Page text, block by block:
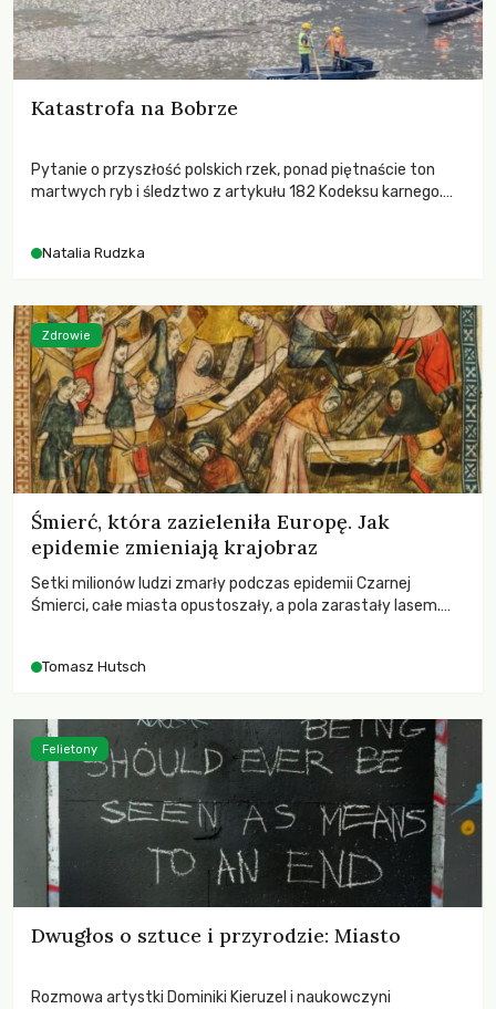
Katastrofa na Bobrze
Pytanie o przyszłość polskich rzek, ponad piętnaście ton
martwych ryb i śledztwo z artykułu 182 Kodeksu karnego.
zdarzeń prowadzących do biologicznej śmierci rzeki.
Natalia Rudzka
Śmierć, która zazieleniła Europę. Jak
epidemie zmieniają krajobraz
Setki milionów ludzi zmarły podczas epidemii Czarnej
Śmierci, całe miasta opustoszały, a pola zarastały lasem.
największych katastrof w swoich dziejach.
Tomasz Hutsch
Zdrowie
Dwugłos o sztuce i przyrodzie: Miasto
Rozmowa artystki Dominiki Kieruzel i naukowczyni
Felietony